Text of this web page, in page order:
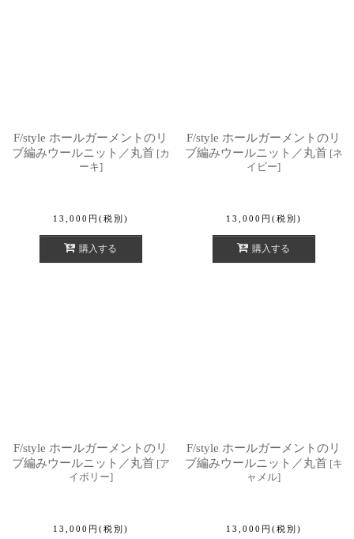
F/style ホールガーメントのリ
ブ編みウールニット／丸首 [カ
ーキ]
13,000 円 (税別)
購入する
F/style ホールガーメントのリ
ブ編みウールニット／丸首 [ネ
イビー]
13,000 円 (税別)
購入する
F/style ホールガーメントのリ
ブ編みウールニット／丸首 [ア
イボリー]
13,000 円 (税別)
F/style ホールガーメントのリ
ブ編みウールニット／丸首 [キ
ャメル]
13,000 円 (税別)